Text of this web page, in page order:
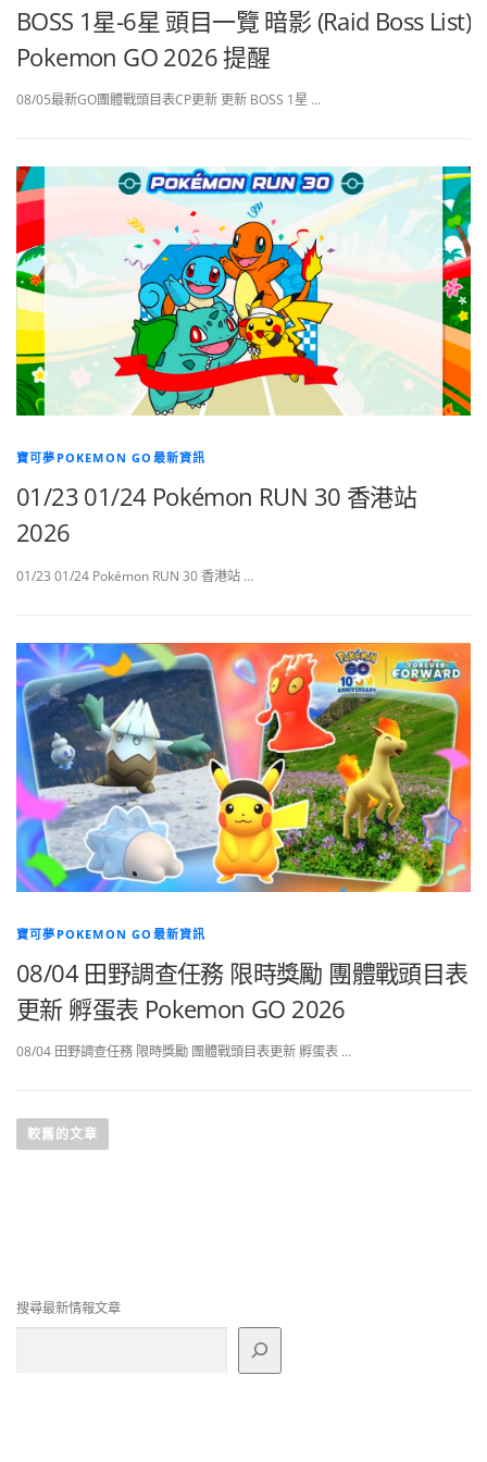
BOSS 1星-6星 頭目一覽 暗影 (Raid Boss List)
Pokemon GO 2026 提醒
08/05最新GO團體戰頭目表CP更新 更新 BOSS 1星 …
寶可夢POKEMON GO最新資訊
01/23 01/24 Pokémon RUN 30 香港站
2026
01/23 01/24 Pokémon RUN 30 香港站 …
寶可夢POKEMON GO最新資訊
08/04 田野調查任務 限時獎勵 團體戰頭目表
更新 孵蛋表 Pokemon GO 2026
08/04 田野調查任務 限時獎勵 團體戰頭目表更新 孵蛋表 …
章
較舊的文章
搜尋最新情報文章